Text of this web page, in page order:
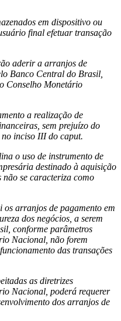
em dispositivo ou
final efetuar transação
aderir a arranjos de
Banco Central do Brasil,
Conselho Monetário
a realização de
sem prejuízo do
no inciso III do caput.
o uso de instrumento de
destinado à aquisição
não se caracteriza como
os arranjos de pagamento em
dos negócios, a serem
conforme parâmetros
Nacional, não forem
das transações
as diretrizes
Nacional, poderá requerer
dos arranjos de